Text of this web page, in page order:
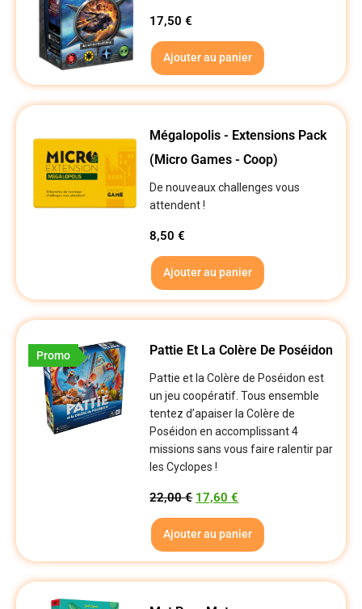
17,50€
Ajouter au panier
Mégalopolis - Extensions Pack
(Micro Games - Coop)
De nouveaux challenges vous
attendent !
8,50€
Ajouter au panier
Promo Pattie Et La Colère De Poséidon
Pattie et la Colère de Poséidon est
un jeu coopératif. Tous ensemble
tentez d’apaiser la Colère de
Poséidon en accomplissant 4
missions sans vous faire ralentir par
les Cyclopes !
22,00€ 17,60€
Ajouter au panier